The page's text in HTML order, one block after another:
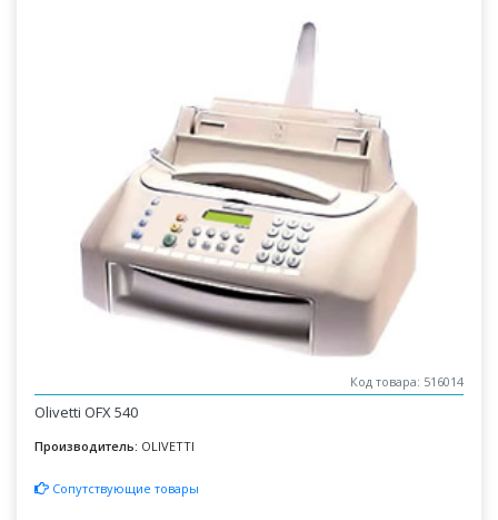
Код товара: 516014
Olivetti OFX 540
Производитель: OLIVETTI
Сопутствующие товары